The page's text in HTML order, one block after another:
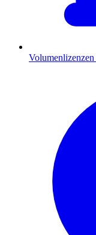
Volumenlizenzen